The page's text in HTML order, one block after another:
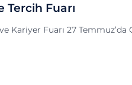
Fuarı
Kariyer Fuarı 27